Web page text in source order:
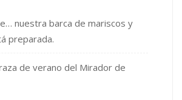
nuestra barca de mariscos y
preparada.
de verano del Mirador de